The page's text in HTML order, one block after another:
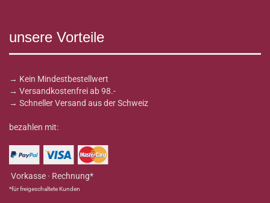
unsere Vorteile
→ Kein Mindestbestellwert
→ Versandkostenfrei ab 98.-
→ Schneller Versand aus der Schweiz
bezahlen mit:
Vorkasse · Rechnung*
*für freigeschaltete Kunden